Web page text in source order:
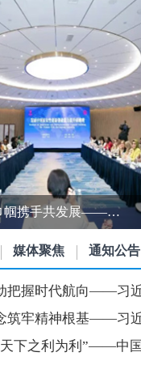
跨越山海赴江淮 巾帼携手共发展——发展中国家女性创新创业能力提升研修班…
媒体聚焦 通知公告